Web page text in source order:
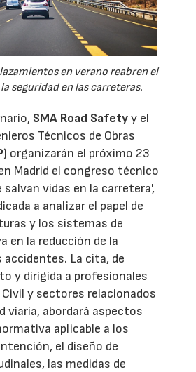
en verano reabren el
seguridad en las carreteras.
SMA Road Safetyy el
Técnicos de Obras
) organizarán el próximo 23
Madrid el congreso técnico
salvan vidas en la carretera',
a analizar el papel de
y los sistemas de
en la reducción de la
accidentes. La cita, de
y dirigida a profesionales
y sectores relacionados
viaria, abordará aspectos
aplicable a los
el diseño de
las medidas de